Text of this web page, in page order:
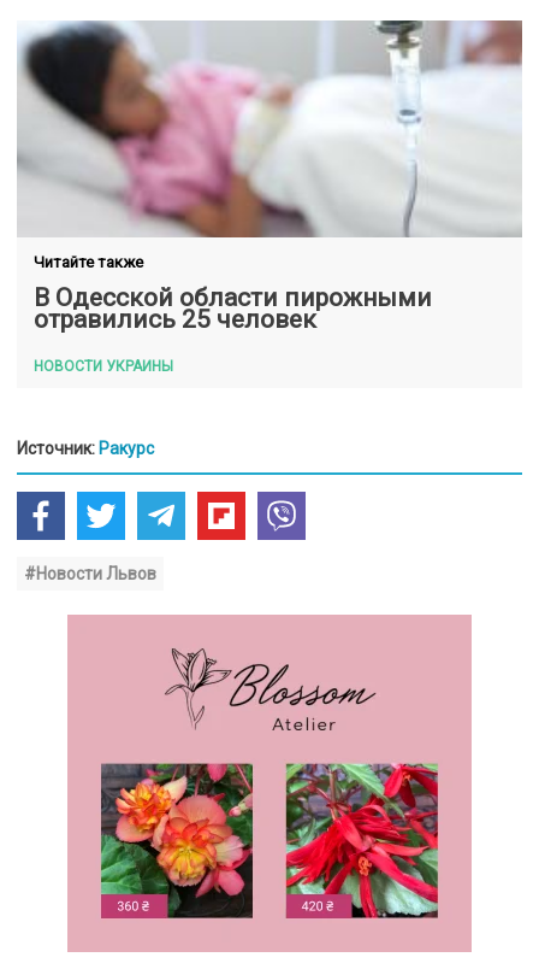
Читайте также
В Одесской области пирожными
отравились 25 человек
НОВОСТИ УКРАИНЫ
Источник: Ракурс
#Новости Львов